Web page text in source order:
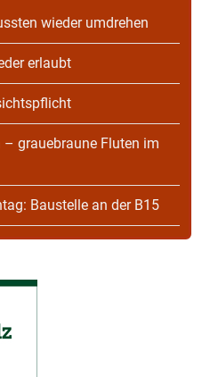
wieder umdrehen
erlaubt
– grauebraune Fluten im
Baustelle an der B15